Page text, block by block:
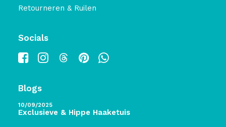
Retourneren & Ruilen
Socials
Blogs
10/09/2025
Exclusieve & Hippe Haaketuis